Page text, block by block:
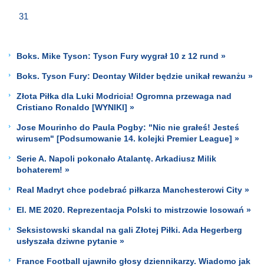
31
Boks. Mike Tyson: Tyson Fury wygrał 10 z 12 rund »
Boks. Tyson Fury: Deontay Wilder będzie unikał rewanżu »
Złota Piłka dla Luki Modricia! Ogromna przewaga nad
Cristiano Ronaldo [WYNIKI] »
Jose Mourinho do Paula Pogby: "Nic nie grałeś! Jesteś
wirusem" [Podsumowanie 14. kolejki Premier League] »
Serie A. Napoli pokonało Atalantę. Arkadiusz Milik
bohaterem! »
Real Madryt chce podebrać piłkarza Manchesterowi City »
El. ME 2020. Reprezentacja Polski to mistrzowie losowań »
Seksistowski skandal na gali Złotej Piłki. Ada Hegerberg
usłyszała dziwne pytanie »
France Football ujawniło głosy dziennikarzy. Wiadomo jak